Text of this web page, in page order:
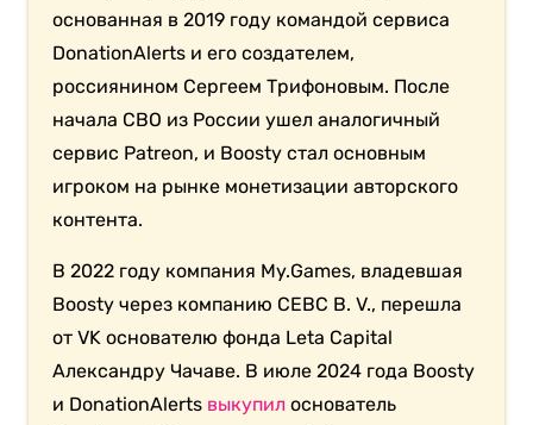
основанная в 2019 году командой сервиса
DonationAlerts и его создателем,
россиянином Сергеем Трифоновым. После
начала СВО из России ушел аналогичный
сервис Patreon, и Boosty стал основным
игроком на рынке монетизации авторского
контента.
В 2022 году компания My.Games, владевшая
Boosty через компанию CEBC B. V., перешла
от VK основателю фонда Leta Capital
Александру Чачаве. В июле 2024 года Boosty
и DonationAlerts выкупилоснователь